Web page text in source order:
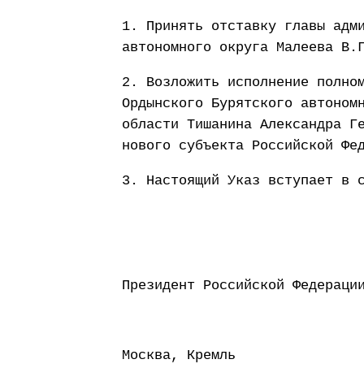
1. Принять отставку главы
автономного округа Малеева
2. Возложить исполнение
Ордынского Бурятского
области Тишанина Александра
нового субъекта Российской
3. Настоящий Указ вступает в
Президент
Москва, Кремль